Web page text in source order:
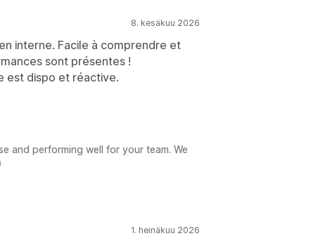
8. kesäkuu 2026
interne. Facile à comprendre et
sont présentes !
est dispo et réactive.
and performing well for your team. We
1. heinäkuu 2026